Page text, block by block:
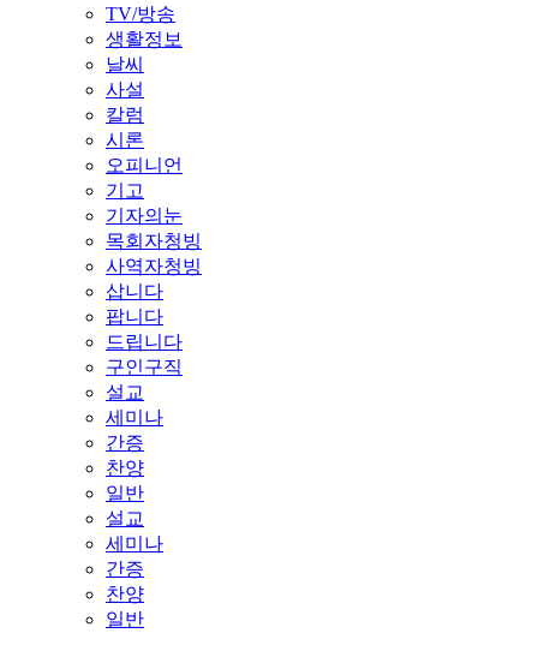
TV/방송
생활정보
날씨
사설
칼럼
시론
오피니언
기고
기자의눈
목회자청빙
사역자청빙
삽니다
팝니다
드립니다
구인구직
설교
세미나
간증
찬양
일반
설교
세미나
간증
찬양
일반